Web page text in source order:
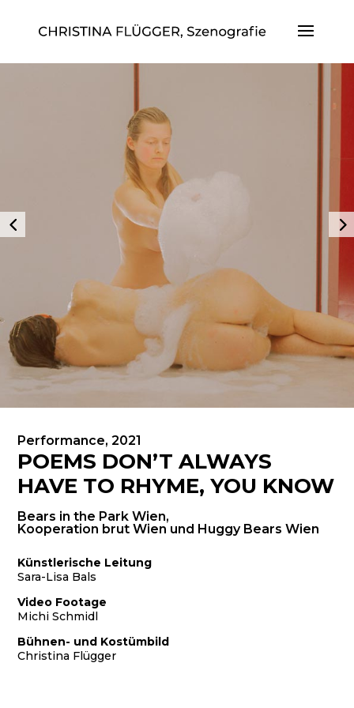
Performance, 2021
POEMS DON’T ALWAYS
HAVE TO RHYME, YOU KNOW
Bears in the Park Wien,
Kooperation brut Wien und Huggy Bears Wien
Künstlerische Leitung
Sara-Lisa Bals
Video Footage
Michi Schmidl
Bühnen- und Kostümbild
Christina Flügger